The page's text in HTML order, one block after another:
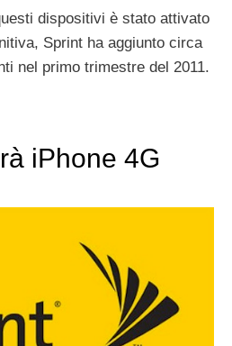
dispositivi è stato attivato
Sprint ha aggiunto circa
nel primo trimestre del 2011.
iPhone 4G